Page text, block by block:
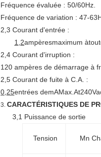
Fréquence évaluée : 50/60Hz.
Fréquence de variation : 47-
2,3 Courant d'entrée :
1,2ampèresmaximum
2,4 Courant d'irruption :
120 ampères de démarrage à
2,5 Courant de fuite à C.A. :
0,25entrées
3. CARACTÉRISTIQUES DE
3,1 Puissance de sortie
Tension Mn